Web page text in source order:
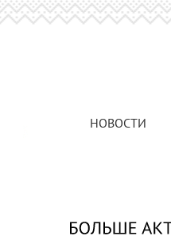
НОВОСТИ